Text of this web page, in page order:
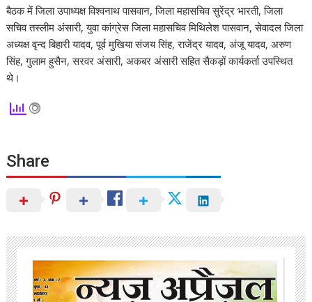
बैठक में जिला उपाध्यक्ष विश्वनाथ पासवान, जिला महासचिव सुरेंद्र भारती, जिला
सचिव तस्लीम अंसारी, युवा कांग्रेस जिला महासचिव मिथिलेश पासवान, सेवादल जिला
अध्यक्ष वृन्द बिहारी यादव, पूर्व मुखिया संजय सिंह, राजेंद्र यादव, अंजू यादव, अरुण
सिंह, गुलाम हुसैन, सरवर अंसारी, अकबर अंसारी सहित सैकड़ों कार्यकर्ता उपस्थित
थे।
Share